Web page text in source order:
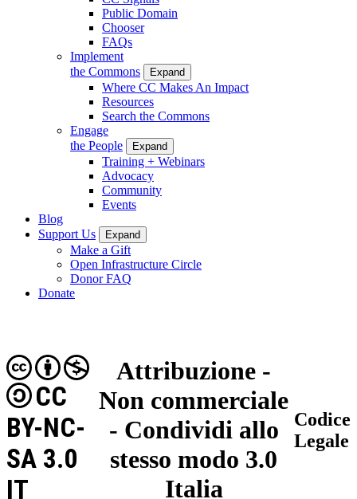
Public Domain
Chooser
FAQs
Implement
the Commons
Expand
Where CC Makes An Impact
Resources
Search the Commons
Engage
the People
Expand
Training + Webinars
Advocacy
Community
Events
Blog
Support Us
Expand
Make a Gift
Open Infrastructure Circle
Donor FAQ
Donate
Attribuzione -
Non commerciale
- Condividi allo
stesso modo 3.0
Italia
CC
BY-NC-
SA 3.0
IT
Codice
Legale